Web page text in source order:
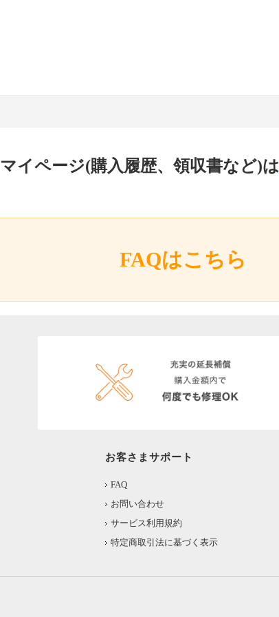
マイページ(購入履歴、領収書など)は
FAQはこちら
お客さまサポート
FAQ
お問い合わせ
サービス利用規約
特定商取引法に基づく表示